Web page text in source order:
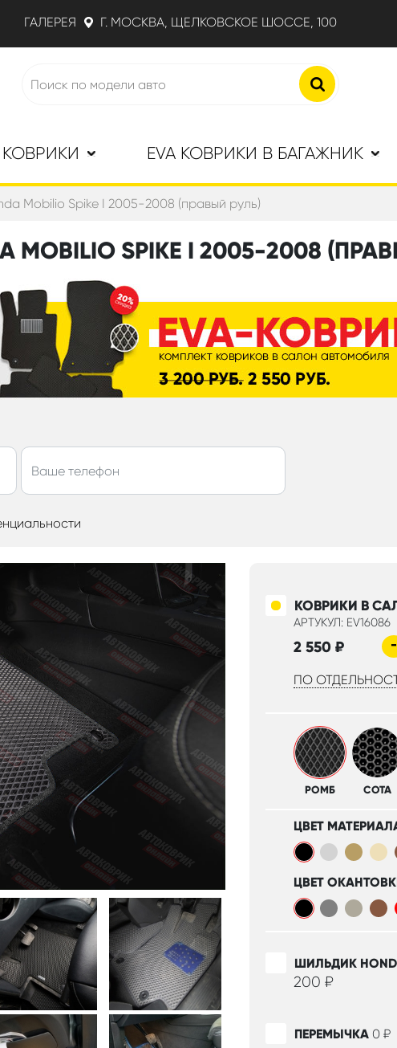
ГАЛЕРЕЯ Г. МОСКВА, ЩЕЛКОВСКОЕ ШОССЕ, 100
КОВРИКИ EVA КОВРИКИ В БАГАЖНИК
Mobilio Spike I 2005-2008 (правый руль)
MOBILIO SPIKE I 2005-2008
КОВРИКИ В
АРТУКУЛ: EV16086
2 550 ₽ -
ПО
РОМБ СОТА
ЦВЕТ
ЦВЕТ
ШИЛЬДИК
200 ₽
ПЕРЕМЫЧКА 0 ₽